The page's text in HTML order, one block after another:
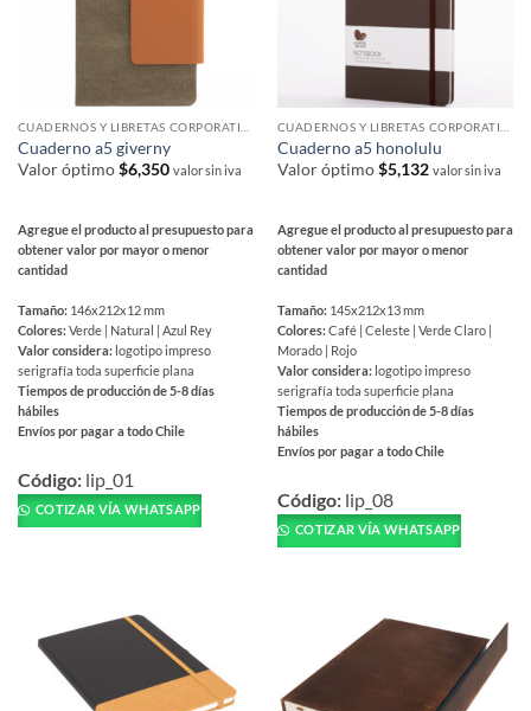
de
producto
de
producto
Cuaderno a5 giverny
Valor óptimo$6,350 valor sin iva
Agregue el producto al presupuesto para
obtener valor por mayor o menor
cantidad
Tamaño: 146x212x12 mm
Colores:Verde | Natural | Azul Rey
Valor considera: logotipo impreso
serigrafía toda superficie plana
Tiempos de producción de 5-8 días
hábiles
Envíos por pagar a todo Chile
producto
tiene
múltiples
pueden
Código: lip_01
COTIZAR VÍA WHATSAPP
Cuaderno a5 honolulu
Valor óptimo$5,132 valor sin iva
Agregue el producto al presupuesto para
obtener valor por mayor o menor
cantidad
Tamaño: 145x212x13 mm
Colores:Café | Celeste | Verde Claro |
Morado | Rojo
Valor considera: logotipo impreso
serigrafía toda superficie plana
Tiempos de producción de 5-8 días
hábiles
Envíos por pagar a todo Chile
producto
tiene
múltiples
pueden
elegir
Código: lip_08
COTIZAR VÍA WHATSAPP